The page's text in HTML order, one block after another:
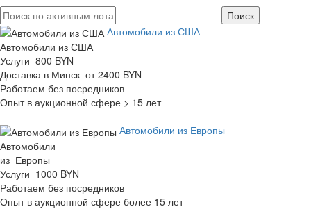
Автомобили из США
Автомобили из США
Услуги 800 BYN
Доставка в Минск от 2400 BYN
Работаем без посредников
Опыт в аукционной сфере > 15 лет
Автомобили из Европы
Автомобили
из Европы
Услуги 1000 BYN
Работаем без посредников
Опыт в аукционной сфере более 15 лет